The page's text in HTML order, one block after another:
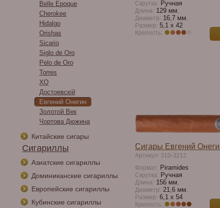
Belle Epoque
Cherokee
Hidalgo
Orishas
Sicario
Siglo de Oro
Pelo de Oro
Torres
XO
Достоевскiй
Евгений Онегин
Золотой Век
Чортова Дюжина
Китайские сигары
Сигариллы
Азиатские сигариллы
Доминиканские сигариллы
Европейские сигариллы
Кубинские сигариллы
Скрутка: Ручная
Длина: 129 мм.
Диаметр: 16,7 мм.
Размер: 5,1 х 42
Крепость:
Сигары Евгений
Артикул: 310-3212
Формат: Piramides
Скрутка: Ручная
Длина: 156 мм.
Диаметр: 21,6 мм.
Размер: 6,1 x 54
Крепость: